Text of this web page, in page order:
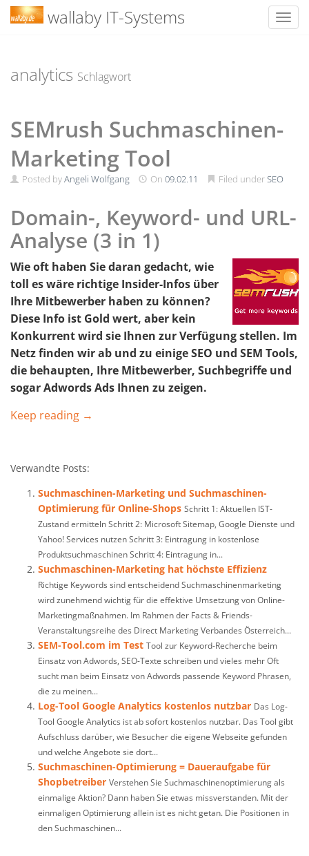
wallaby IT-Systems
analytics Schlagwort
SEMrush Suchmaschinen-
Marketing Tool
Posted byAngeli Wolfgang On 09.02.11 Filed underSEO
Domain-, Keyword- und URL-
Analyse (3 in 1)
Wie oft haben Sie daran gedacht, wie
toll es wäre richtige Insider-Infos über
Ihre Mitbewerber haben zu können?
Diese Info ist Gold wert, aber kein
Konkurrent wird sie Ihnen zur Verfügung stellen. Im
Netz finden wir ab und zu einige SEO und SEM Tools,
die behaupten, Ihre Mitbewerber, Suchbegriffe und
sogar Adwords Ads Ihnen zu zeigen.
Keep reading →
Verwandte Posts:
Suchmaschinen-Marketing und Suchmaschinen-
Optimierung für Online-Shops Schritt 1: Aktuellen IST-
Zustand ermitteln Schritt 2: Microsoft Sitemap, Google Dienste und
Yahoo! Services nutzen Schritt 3: Eintragung in kostenlose
Produktsuchmaschinen Schritt 4: Eintragung in...
Suchmaschinen-Marketing hat höchste Effizienz
Richtige Keywords sind entscheidend Suchmaschinenmarketing
wird zunehmend wichtig für die effektive Umsetzung von Online-
Marketingmaßnahmen. Im Rahmen der Facts & Friends-
Veranstaltungsreihe des Direct Marketing Verbandes Österreich...
SEM-Tool.com im Test Tool zur Keyword-Recherche beim
Einsatz von Adwords, SEO-Texte schreiben und vieles mehr Oft
sucht man beim Einsatz von Adwords passende Keyword Phrasen,
die zu meinen...
Log-Tool Google Analytics kostenlos nutzbar Das Log-
Tool Google Analytics ist ab sofort kostenlos nutzbar. Das Tool gibt
Aufschluss darüber, wie Besucher die eigene Webseite gefunden
und welche Angebote sie dort...
Suchmaschinen-Optimierung = Daueraufgabe für
Shopbetreiber Verstehen Sie Suchmaschinenoptimierung als
einmalige Aktion? Dann haben Sie etwas missverstanden. Mit der
einmaligen Optimierung allein ist es nicht getan. Die Positionen in
den Suchmaschinen...